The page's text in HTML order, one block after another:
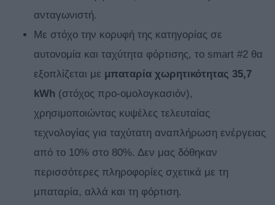
ανταγωνιστή.
Με στόχο την κορυφή της κατηγορίας σε
αυτονομία και ταχύτητα φόρτισης, το smart #2 θα
εξοπλίζεται με μπαταρία χωρητικότητας 35,7
kWh (στόχος προ-ομολογκασιόν),
χρησιμοποιώντας κυψέλες τελευταίας
τεχνολογίας για ταχύτατη αναπλήρωση ενέργειας
από το 10% στο 80%. Δεν μας δόθηκαν
περισσότερες πληροφορίες σχετικά με τη
μπαταρία, αλλά και τη φόρτιση.